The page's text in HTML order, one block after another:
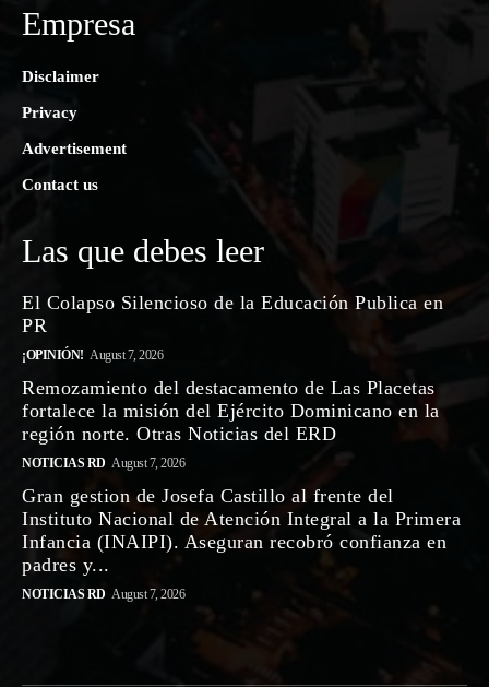
Empresa
Disclaimer
Privacy
Advertisement
Contact us
Las que debes leer
El Colapso Silencioso de la Educación Publica en
PR
¡OPINIÓN! August 7, 2026
Remozamiento del destacamento de Las Placetas
fortalece la misión del Ejército Dominicano en la
región norte. Otras Noticias del ERD
NOTICIAS RD August 7, 2026
Gran gestion de Josefa Castillo al frente del
Instituto Nacional de Atención Integral a la Primera
Infancia (INAIPI). Aseguran recobró confianza en
padres y...
NOTICIAS RD August 7, 2026